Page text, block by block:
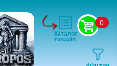
0
Каталог
товарів